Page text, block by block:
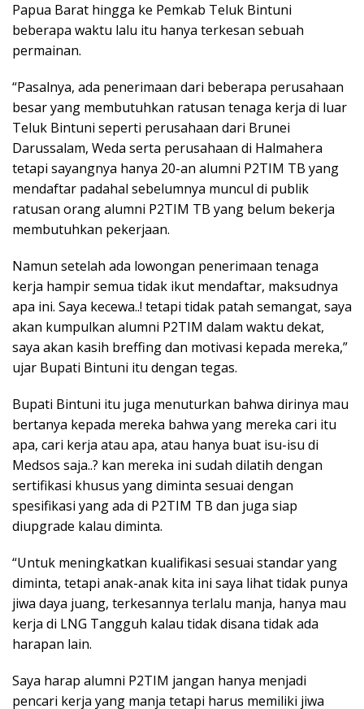
Papua Barat hingga ke Pemkab Teluk Bintuni
beberapa waktu lalu itu hanya terkesan sebuah
permainan.
“Pasalnya, ada penerimaan dari beberapa perusahaan
besar yang membutuhkan ratusan tenaga kerja di luar
Teluk Bintuni seperti perusahaan dari Brunei
Darussalam, Weda serta perusahaan di Halmahera
tetapi sayangnya hanya 20-an alumni P2TIM TB yang
mendaftar padahal sebelumnya muncul di publik
ratusan orang alumni P2TIM TB yang belum bekerja
membutuhkan pekerjaan.
Namun setelah ada lowongan penerimaan tenaga
kerja hampir semua tidak ikut mendaftar, maksudnya
apa ini. Saya kecewa..! tetapi tidak patah semangat, saya
akan kumpulkan alumni P2TIM dalam waktu dekat,
saya akan kasih breffing dan motivasi kepada mereka,”
ujar Bupati Bintuni itu dengan tegas.
Bupati Bintuni itu juga menuturkan bahwa dirinya mau
bertanya kepada mereka bahwa yang mereka cari itu
apa, cari kerja atau apa, atau hanya buat isu-isu di
Medsos saja..? kan mereka ini sudah dilatih dengan
sertifikasi khusus yang diminta sesuai dengan
spesifikasi yang ada di P2TIM TB dan juga siap
diupgrade kalau diminta.
“Untuk meningkatkan kualifikasi sesuai standar yang
diminta, tetapi anak-anak kita ini saya lihat tidak punya
jiwa daya juang, terkesannya terlalu manja, hanya mau
kerja di LNG Tangguh kalau tidak disana tidak ada
harapan lain.
Saya harap alumni P2TIM jangan hanya menjadi
pencari kerja yang manja tetapi harus memiliki jiwa